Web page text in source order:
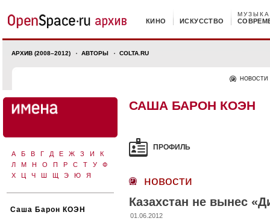
КИНО ИСКУССТВО
МУЗЫКА
АРХИВ (2008–2012) АВТОРЫ COLTA.RU
НОВОСТИ
А Б В Г Д Е Ж З И
К
Л
М Н О П Р С Т У
Ф
Х
Ц Ч Ш Щ Э Ю Я
Саша Барон КОЭН
САША БАРОН КОЭН
ПРОФИЛЬ
новости
Казахстан не вынес
01.06.2012